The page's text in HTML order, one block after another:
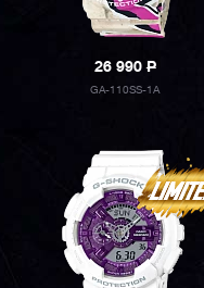
26 990P
GA-110SS-1A